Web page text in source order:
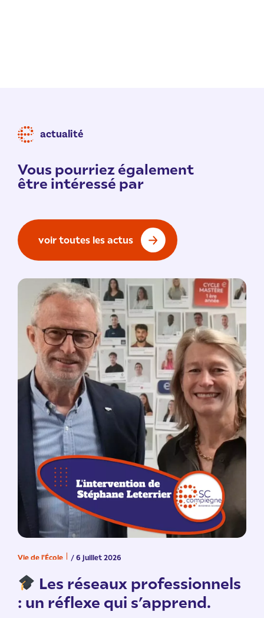
actualité
Vous pourriez également
être intéressé par
voir toutes les actus
Vie de l'École / 6 juillet 2026
Les réseaux professionnels
: un réflexe qui s’apprend.